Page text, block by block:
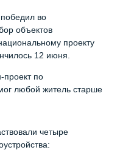
во
объектов
проекту
12 июня.
проект по
любой житель старше
четыре